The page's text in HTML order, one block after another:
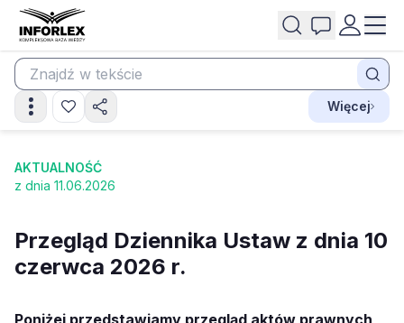
Więcej
AKTUALNOŚĆ
z dnia 11.06.2026
Przegląd Dziennika Ustaw z dnia 10
czerwca 2026 r.